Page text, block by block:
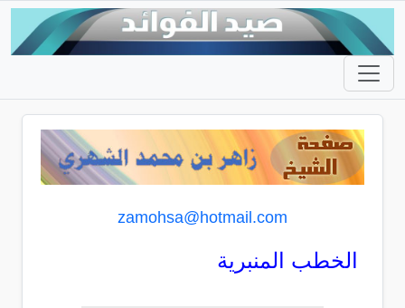
zamohsa@hotmail.com
الخطب المنبرية